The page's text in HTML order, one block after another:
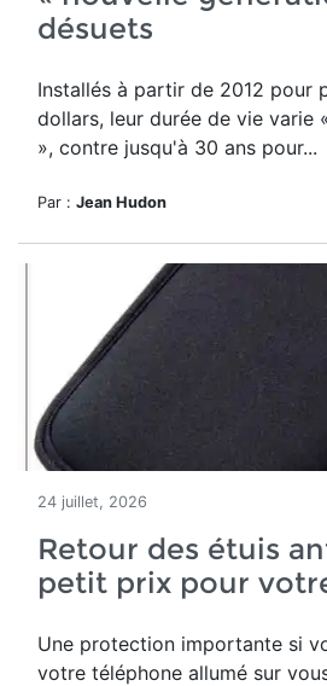
désuets
Installés à partir de 2012 pour
dollars, leur durée de vie varie
», contre jusqu'à 30 ans pour...
Par : Jean Hudon
24 juillet, 2026
Retour des étuis
petit prix pour
Une protection importante si
votre téléphone allumé sur